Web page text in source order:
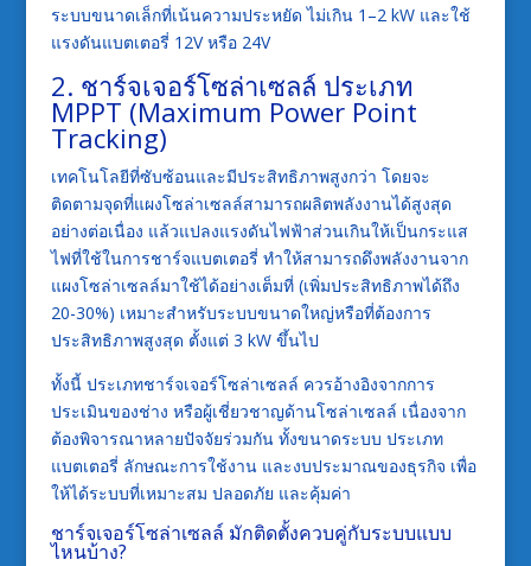
ระบบขนาดเล็กที่เน้นความประหยัด ไม่เกิน 1–2 kW และใช้
แรงดันแบตเตอรี่ 12V หรือ 24V
2. ชาร์จเจอร์โซล่าเซลล์ ประเภท
MPPT (Maximum Power Point
Tracking)
เทคโนโลยีที่ซับซ้อนและมีประสิทธิภาพสูงกว่า โดยจะ
ติดตามจุดที่แผงโซล่าเซลล์สามารถผลิตพลังงานได้สูงสุด
อย่างต่อเนื่อง แล้วแปลงแรงดันไฟฟ้าส่วนเกินให้เป็นกระแส
ไฟที่ใช้ในการชาร์จแบตเตอรี่ ทำให้สามารถดึงพลังงานจาก
แผงโซล่าเซลล์มาใช้ได้อย่างเต็มที่ (เพิ่มประสิทธิภาพได้ถึง
20-30%) เหมาะสำหรับระบบขนาดใหญ่หรือที่ต้องการ
ประสิทธิภาพสูงสุด ตั้งแต่ 3 kW ขึ้นไป
ทั้งนี้ ประเภทชาร์จเจอร์โซล่าเซลล์ ควรอ้างอิงจากการ
ประเมินของช่าง หรือผู้เชี่ยวชาญด้านโซล่าเซลล์ เนื่องจาก
ต้องพิจารณาหลายปัจจัยร่วมกัน ทั้งขนาดระบบ ประเภท
แบตเตอรี่ ลักษณะการใช้งาน และงบประมาณของธุรกิจ เพื่อ
ให้ได้ระบบที่เหมาะสม ปลอดภัย และคุ้มค่า
ชาร์จเจอร์โซล่าเซลล์ มักติดตั้งควบคู่กับระบบแบบ
ไหนบ้าง?